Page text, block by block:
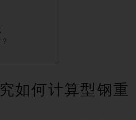
如何计算型钢重